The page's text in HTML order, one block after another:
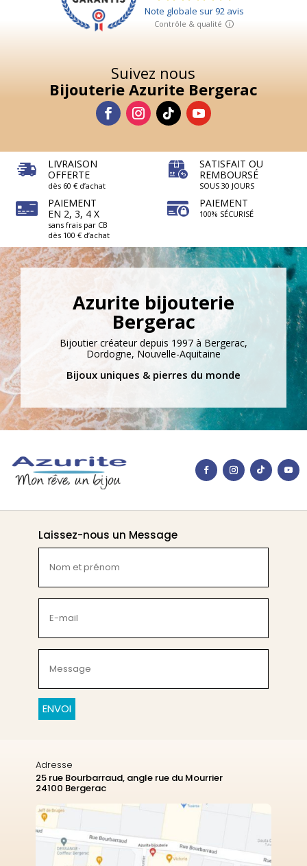
Suivez nous
Bijouterie Azurite Bergerac
LIVRAISON
OFFERTE
dès 60 € d’achat
PAIEMENT
EN 2, 3, 4 X
sans frais par CB
dès 100 € d’achat
SATISFAIT OU
REMBOURSÉ
SOUS 30 JOURS
PAIEMENT
100% SÉCURISÉ
Azurite bijouterie
Bergerac
Bijoutier créateur depuis 1997 à Bergerac,
Dordogne, Nouvelle-Aquitaine
Bijoux uniques & pierres du monde
Laissez-nous un Message
et
prénom
(Nécessaire)
mail
(Nécessaire)
(Nécessaire)
CAPTCHA
Adresse
25 rue Bourbarraud, angle rue du Mourrier
24100 Bergerac